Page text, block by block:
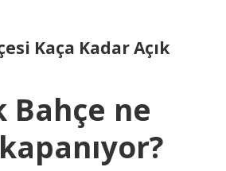
Kaça Kadar Açık
Bahçe ne